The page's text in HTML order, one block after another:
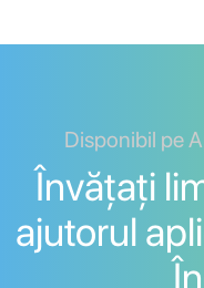
Disponibil pe
Învățați
ajutorul